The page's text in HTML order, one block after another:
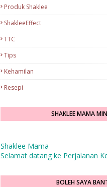
Produk Shaklee
ShakleeEffect
TTC
Tips
Kehamilan
Resepi
SHAKLEE MAMA
Shaklee Mama
Selamat datang ke Perjalanan
BOLEH SAYA